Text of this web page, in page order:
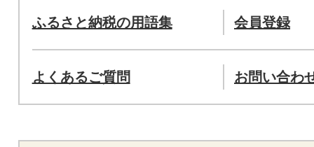
ふるさと納税の用語集 会員登録
よくあるご質問 お問い合わ